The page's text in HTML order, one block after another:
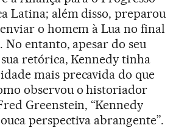
Latina; além disso, preparou
o homem à Lua no final
No entanto, apesar do seu
retórica, Kennedy tinha
mais precavida do que
observou o historiador
Greenstein, “Kennedy
perspectiva abrangente”.